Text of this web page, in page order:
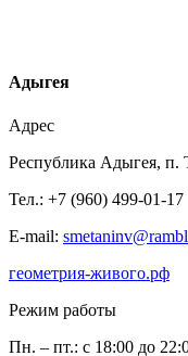
Адыгея
Адрес
Республика Адыгея, п.
Тел.: +7 (960) 499-01-17
E-mail:
геометрия-живого.рф
Режим работы
Пн. – пт.: с 18:00 до